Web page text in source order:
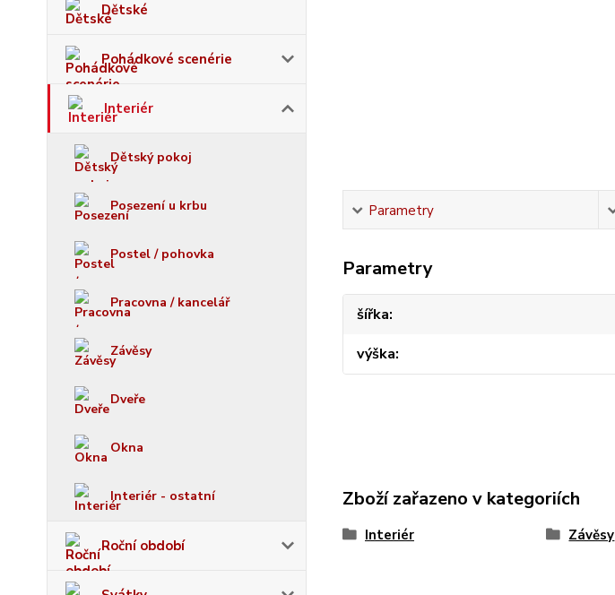
Dětské
Pohádkové scenérie
Interiér
Dětský pokoj
Posezení u krbu
Postel / pohovka
Pracovna / kancelář
Závěsy
Dveře
Okna
Interiér - ostatní
Roční období
Parametry
Parametry
šířka
výška
Zboží zařazeno v kategoriích
Interiér Závěsy